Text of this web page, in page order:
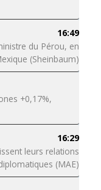
16:49
du Pérou, en
(Sheinbaum)
+0,17%,
16:29
leurs relations
(MAE)